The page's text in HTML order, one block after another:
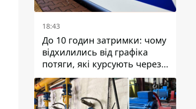
18:43
До 10 годин затримки: чому
відхилились від графіка
потяги, які курсують через
Дніпро та область